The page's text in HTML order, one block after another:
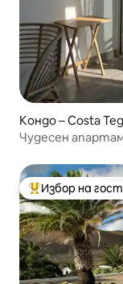
Кондо – Costa
Чудесен
Най-популярен
Избор на